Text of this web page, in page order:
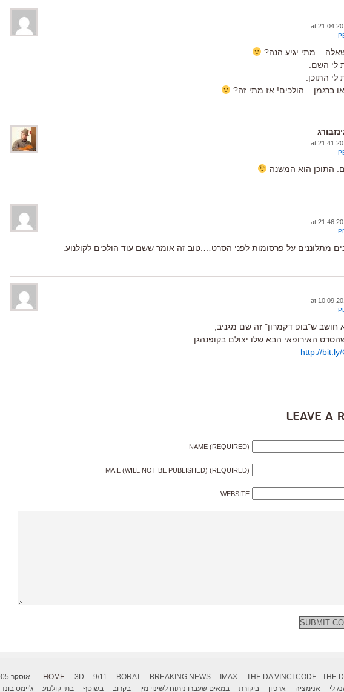
– מתי יגיע הנה?
לי השם.
התוכן.
או ברגמן – הולכים! אז מתי זה?
התוכן הוא המשנה
מתלוננים על פרסומות לפני הסרט….טוב זה אומר ששם עוד הולכים לקולנוע.
חושב ש"בופ דקמרון" זה שם מגניב,
האירופאי הבא שלו יצולם בקופנהגן
http://
Leave a
NAME (REQUIRED)
MAIL (WILL NOT BE PUBLISHED) (REQUIRED)
WEBSITE
HOME 3D 9/11 BORAT BREAKING NEWS IMAX THE DA VINCI CODE THE אוסקר 2005
לי אנימציה ארכיון ביקורת במאים שעברו ניתוח לשינוי מין בקרוב בשוטף בתי קולנוע ג'יימס בונד